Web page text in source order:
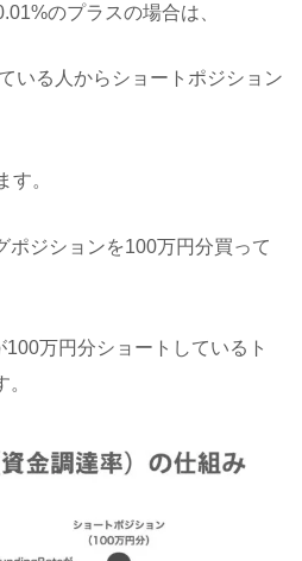
のプラスの場合は、
いる人からショートポジション
す。
ポジションを100万円分買って
万円分ショートしているト